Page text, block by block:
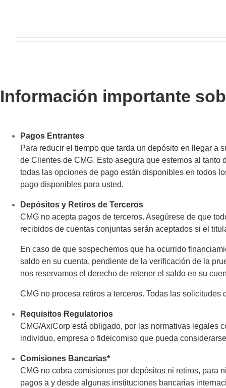
Información importante
Pagos Entrantes
Para reducir el tiempo que tarda un depósito en llegar a
de Clientes de CMG. Esto asegura que estemos al
todas las opciones de pago están disponibles en todos
pago disponibles para usted.
Depósitos y Retiros de Terceros
CMG no acepta pagos de terceros. Asegúrese de que
recibidos de cuentas conjuntas serán aceptados si el
En caso de que sospechemos que ha ocurrido
saldo en su cuenta, pendiente de la verificación de la
nos reservamos el derecho de retener el saldo en su
CMG no procesa retiros a terceros. Todas las solicitudes
Requisitos Regulatorios
CMG/AxiCorp está obligado, por las normativas legales
individuo, empresa o fideicomiso que pueda
Comisiones Bancarias*
CMG no cobra comisiones por depósitos ni retiros, para
pagos a y desde algunas instituciones bancarias